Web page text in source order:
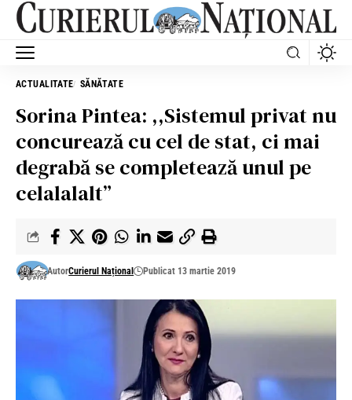
ACTUALITATE SĂNĂTATE
Sorina Pintea: ,,Sistemul privat nu
concurează cu cel de stat, ci mai
degrabă se completează unul pe
celalalalt”
AutorCurierul Național Publicat 13 martie 2019